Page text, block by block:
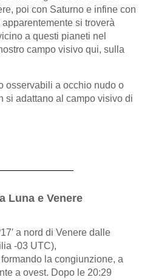
poi con Saturno e infine con
si troverà
a questi pianeti nel
campo visivo qui, sulla
osservabili a occhio nudo o
si adattano al campo visivo di
Luna e Venere
a nord di Venere dalle
-03 UTC),
la congiunzione, a
a ovest. Dopo le 20:29